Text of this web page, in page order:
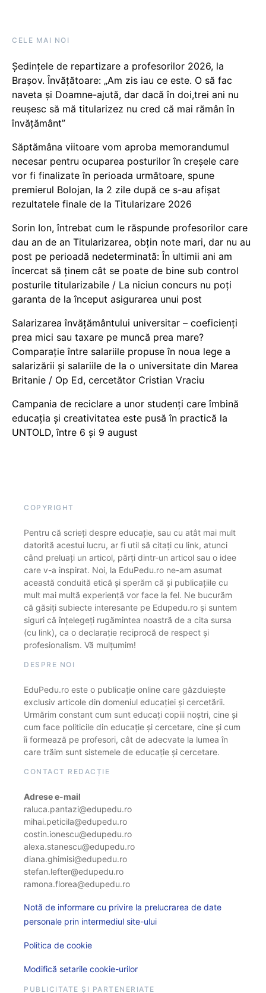
CELE MAI NOI
Ședințele de repartizare a profesorilor 2026, la
Brașov. Învățătoare: „Am zis iau ce este. O să fac
naveta și Doamne-ajută, dar dacă în doi,trei ani nu
reușesc să mă titularizez nu cred că mai rămân în
învățământ”
Săptămâna viitoare vom aproba memorandumul
necesar pentru ocuparea posturilor în creșele care
vor fi finalizate în perioada următoare, spune
premierul Bolojan, la 2 zile după ce s-au afișat
rezultatele finale de la Titularizare 2026
Sorin Ion, întrebat cum le răspunde profesorilor care
dau an de an Titularizarea, obțin note mari, dar nu au
post pe perioadă nedeterminată: În ultimii ani am
încercat să ținem cât se poate de bine sub control
posturile titularizabile / La niciun concurs nu poți
garanta de la început asigurarea unui post
Salarizarea învățământului universitar – coeficienți
prea mici sau taxare pe muncă prea mare?
Comparație între salariile propuse în noua lege a
salarizării și salariile de la o universitate din Marea
Britanie / Op Ed, cercetător Cristian Vraciu
Campania de reciclare a unor studenți care îmbină
educația și creativitatea este pusă în practică la
UNTOLD, între 6 și 9 august
COPYRIGHT
Pentru că scrieți despre educație, sau cu atât mai mult
datorită acestui lucru, ar fi util să citați cu link, atunci
când preluați un articol, părți dintr-un articol sau o idee
care v-a inspirat. Noi, la EduPedu.ro ne-am asumat
această conduită etică și sperăm că și publicațiile cu
mult mai multă experiență vor face la fel. Ne bucurăm
că găsiți subiecte interesante pe Edupedu.ro și suntem
siguri că înțelegeți rugămintea noastră de a cita sursa
(cu link), ca o declarație reciprocă de respect și
profesionalism. Vă mulțumim!
DESPRE NOI
EduPedu.ro este o publicație online care găzduiește
exclusiv articole din domeniul educației și cercetării.
Urmărim constant cum sunt educați copiii noștri, cine și
cum face politicile din educație și cercetare, cine și cum
îi formează pe profesori, cât de adecvate la lumea în
care trăim sunt sistemele de educație și cercetare.
CONTACT REDACȚIE
Adrese e-mail
raluca.pantazi@edupedu.ro
mihai.peticila@edupedu.ro
costin.ionescu@edupedu.ro
alexa.stanescu@edupedu.ro
diana.ghimisi@edupedu.ro
stefan.lefter@edupedu.ro
ramona.florea@edupedu.ro
Notă de informare cu privire la prelucrarea de date
personale prin intermediul site-ului
Politica de cookie
Modifică setarile cookie-urilor
PUBLICITATE ȘI PARTENERIATE